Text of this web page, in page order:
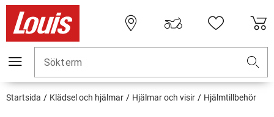
Sökterm
Startsida Klädsel och hjälmar Hjälmar och visir Hjälmtillbehör